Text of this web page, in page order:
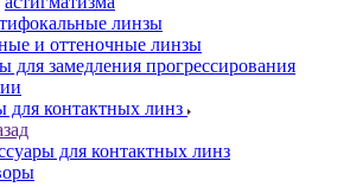
линзы
и оттеночные линзы
для замедления прогрессирования
для контактных линз
для контактных линз